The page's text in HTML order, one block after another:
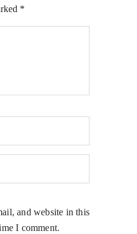
*
and website in this
I comment.